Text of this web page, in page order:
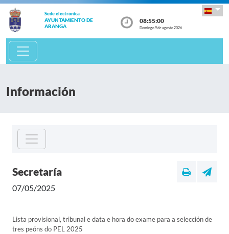
Sede electrónica
AYUNTAMIENTO DE
ARANGA
08:55:00
Domingo 9 de agosto 2026
Información
Secretaría
07/05/2025
Lista provisional, tribunal e data e hora do exame para a selección de
tres peóns do PEL 2025